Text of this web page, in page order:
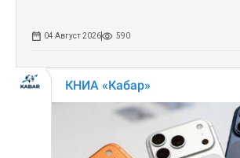
04 Август 2026 590